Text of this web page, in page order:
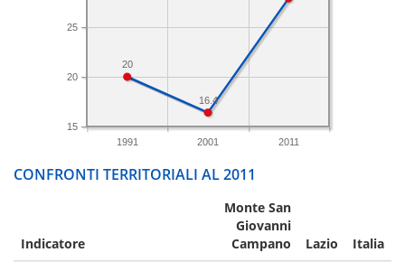
1991 2001 2011
15
20
25
16.4
20
CONFRONTI TERRITORIALI AL 2011
Indicatore
Monte San
Giovanni
Campano
Lazio Italia